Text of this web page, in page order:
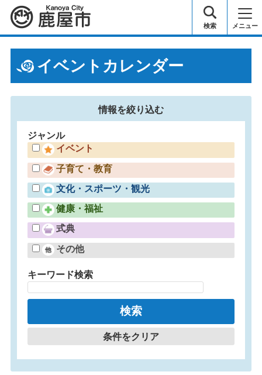
鹿屋市 検索 メニュー
イベントカレンダー
情報を絞り込む
ジャンル
イベント
子育て・教育
文化・スポーツ・観光
健康・福祉
式典
その他
キーワード検索
条件をクリア